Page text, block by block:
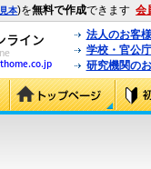
見本)を無料で作成できます 会
法人のお客
学校・官公
研究機関の